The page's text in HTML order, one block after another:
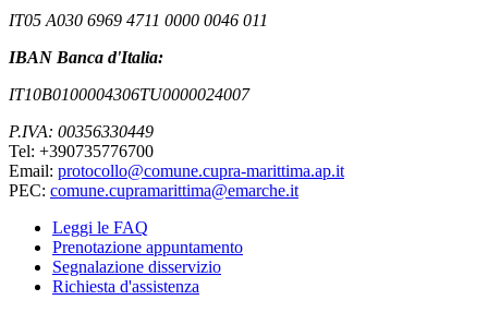
IT05 A030 6969 4711 0000 0046 011
IBAN Banca d'Italia:
IT10B0100004306TU0000024007
P.IVA: 00356330449
Tel: +390735776700
Email: protocollo@comune.cupra-marittima.ap.it
PEC: comune.cupramarittima@emarche.it
Leggi le FAQ
Prenotazione appuntamento
Segnalazione disservizio
Richiesta d'assistenza